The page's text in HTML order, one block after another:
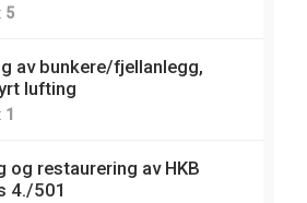
5
av bunkere/fjellanlegg,
lufting
1
og restaurering av HKB
4./501